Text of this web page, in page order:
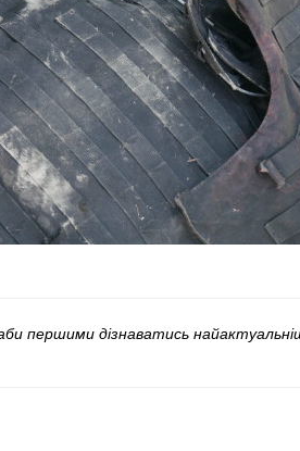
першими дізнаватись